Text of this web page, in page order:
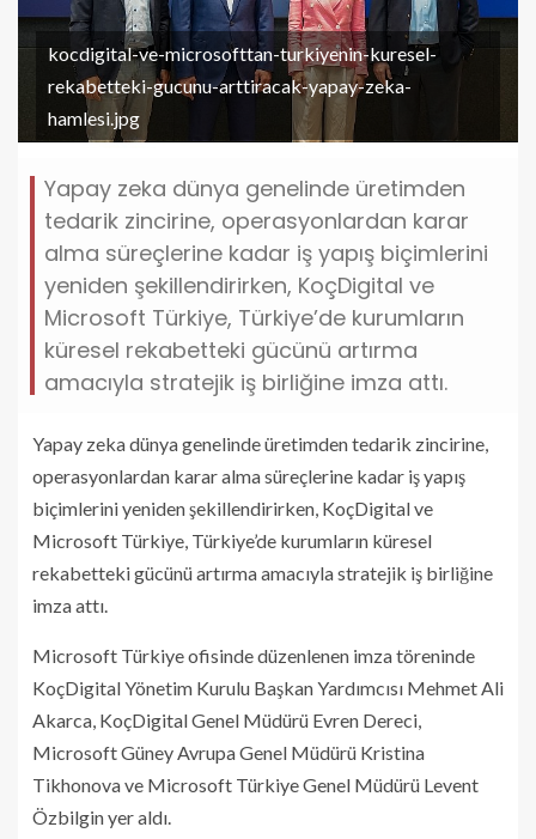
kocdigital-ve-microsofttan-turkiyenin-kuresel-
rekabetteki-gucunu-arttiracak-yapay-zeka-
hamlesi.jpg
Yapay zeka dünya genelinde üretimden
tedarik zincirine, operasyonlardan karar
alma süreçlerine kadar iş yapış biçimlerini
yeniden şekillendirirken, KoçDigital ve
Microsoft Türkiye, Türkiye’de kurumların
küresel rekabetteki gücünü artırma
amacıyla stratejik iş birliğine imza attı.
Yapay zeka dünya genelinde üretimden tedarik zincirine,
operasyonlardan karar alma süreçlerine kadar iş yapış
biçimlerini yeniden şekillendirirken, KoçDigital ve
Microsoft Türkiye, Türkiye’de kurumların küresel
rekabetteki gücünü artırma amacıyla stratejik iş birliğine
imza attı.
Microsoft Türkiye ofisinde düzenlenen imza töreninde
KoçDigital Yönetim Kurulu Başkan Yardımcısı Mehmet Ali
Akarca, KoçDigital Genel Müdürü Evren Dereci,
Microsoft Güney Avrupa Genel Müdürü Kristina
Tikhonova ve Microsoft Türkiye Genel Müdürü Levent
Özbilgin yer aldı.